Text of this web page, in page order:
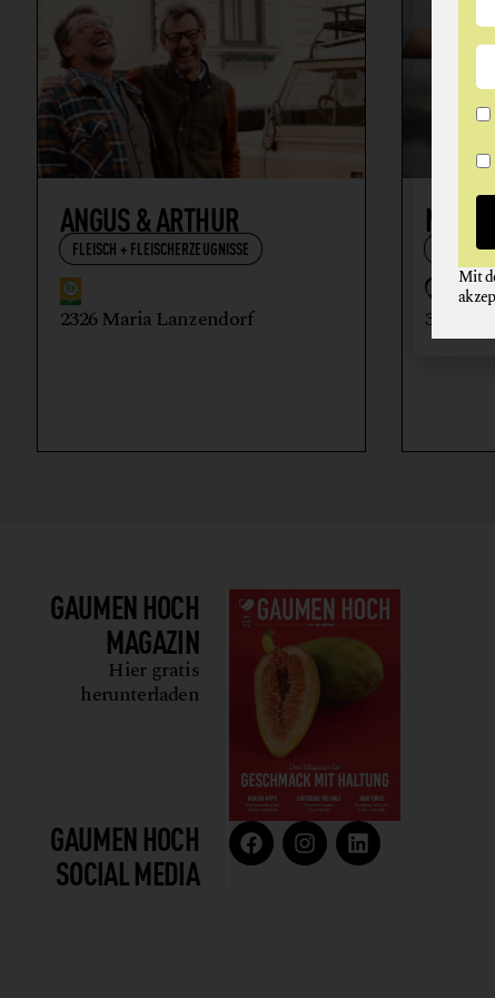
ANGUS & ARTHUR
FLEISCH + FLEISCHERZEUGNISSE
2326 Maria Lanzendorf 3512
GAUMEN HOCH
MAGAZIN
Hier gratis
herunterladen
GAUMEN HOCH
SOCIAL MEDIA
Mit